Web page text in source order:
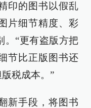
印的图书以假乱
片细节精度、彩
。“更有盗版方把
节比正版图书还
税成本。”
新手段，将图书